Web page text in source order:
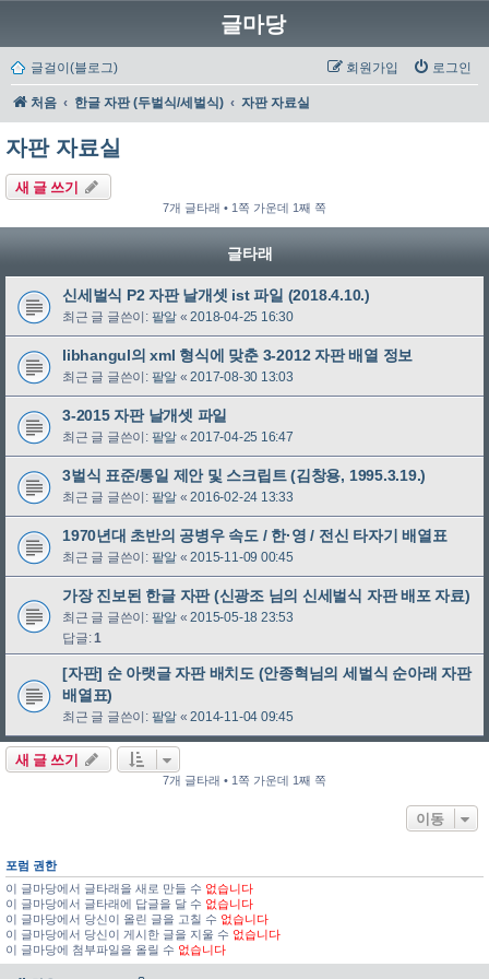
글마당
글걸이(블로그) 로그인
회원가입
처음 한글 자판 (두벌식/세벌식) 자판 자료실
자판 자료실
새 글 쓰기
7개 글타래 • 1쪽 가운데 1째 쪽
글타래
신세벌식 P2 자판 날개셋 ist 파일 (2018.4.10.)
최근 글 글쓴이: 팥알 «2018-04-25 16:30
libhangul의 xml 형식에 맞춘 3-2012 자판 배열 정보
최근 글 글쓴이: 팥알 «2017-08-30 13:03
3-2015 자판 날개셋 파일
최근 글 글쓴이: 팥알 «2017-04-25 16:47
3벌식 표준/통일 제안 및 스크립트 (김창용, 1995.3.19.)
최근 글 글쓴이: 팥알 «2016-02-24 13:33
1970년대 초반의 공병우 속도 / 한·영 / 전신 타자기 배열표
최근 글 글쓴이: 팥알 «2015-11-09 00:45
가장 진보된 한글 자판 (신광조 님의 신세벌식 자판 배포 자료)
최근 글 글쓴이: 팥알 «2015-05-18 23:53
답글:1
[자판] 순 아랫글 자판 배치도 (안종혁님의 세벌식 순아래 자판
배열표)
최근 글 글쓴이: 팥알 «2014-11-04 09:45
새 글 쓰기
7개 글타래 • 1쪽 가운데 1째 쪽
이동
포럼 권한
이 글마당에서 글타래을 새로 만들 수 없습니다
이 글마당에서 글타래에 답글을 달 수 없습니다
이 글마당에서 당신이 올린 글을 고칠 수 없습니다
이 글마당에서 당신이 게시한 글을 지울 수 없습니다
이 글마당에 첨부파일을 올릴 수 없습니다